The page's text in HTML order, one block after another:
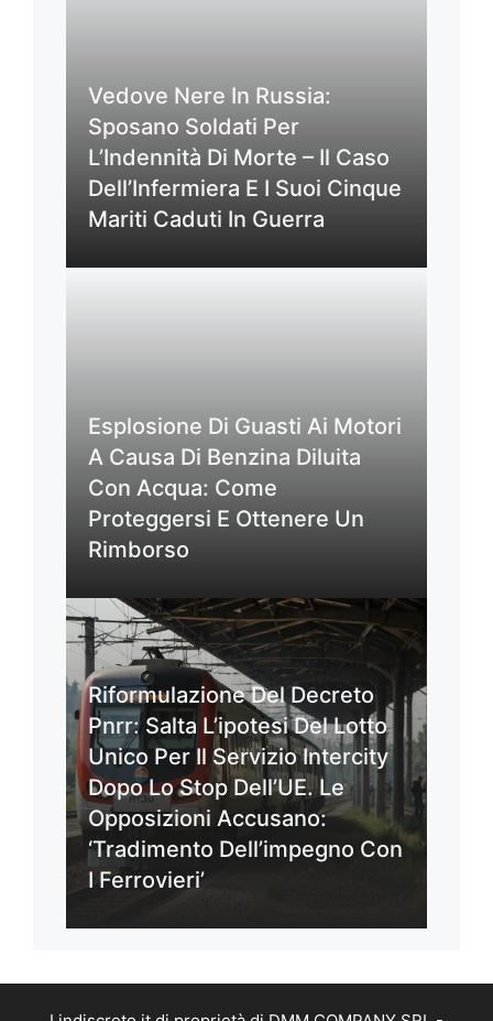
Vedove Nere In Russia:
Sposano Soldati Per
L’Indennità Di Morte – Il Caso
Dell’Infermiera E I Suoi Cinque
Mariti Caduti In Guerra
Esplosione Di Guasti Ai Motori
A Causa Di Benzina Diluita
Con Acqua: Come
Proteggersi E Ottenere Un
Rimborso
Riformulazione Del Decreto
Pnrr: Salta L’ipotesi Del Lotto
Unico Per Il Servizio Intercity
Dopo Lo Stop Dell’UE. Le
Opposizioni Accusano:
‘Tradimento Dell’impegno Con
I Ferrovieri’